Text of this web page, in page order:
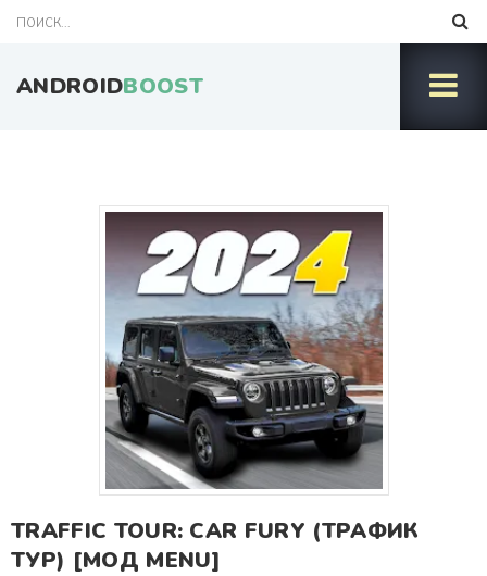
ANDROIDBOOST
TRAFFIC TOUR: CAR FURY (ТРАФИК
ТУР) [МОД MENU]